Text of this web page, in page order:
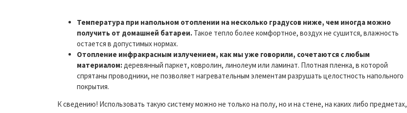
Температура при напольном отоплении на несколько градусов ниже, чем иногда можно
получить от домашней батареи. Такое тепло более комфортное, воздух не сушится, влажность
остается в допустимых нормах.
Отопление инфракрасным излучением, как мы уже говорили, сочетаются с любым
материалом: деревянный паркет, ковролин, линолеум или ламинат. Плотная пленка, в которой
спрятаны проводники, не позволяет нагревательным элементам разрушать целостность напольного
покрытия.
К сведению! Использовать такую систему можно не только на полу, но и на стене, на каких либо предметах,